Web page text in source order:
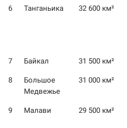
6 Танганьика 32 600 км²
7 Байкал 31 500 км²
8
Большое
Медвежье
31 000 км²
9 Малави 29 500 км²